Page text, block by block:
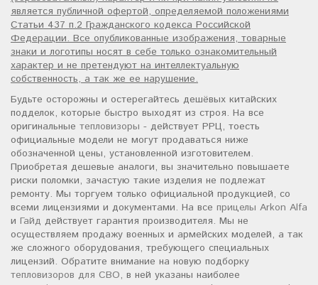
является публичной офертой, определяемой положениями
Статьи 437 п.2 Гражданского кодекса Российской
Федерации. Все опубликованные изображения, товарные
знаки и логотипы носят в себе только ознакомительный
характер и не претендуют на интеллектуальную
собственность, а так же ее нарушение.
Будьте осторожны и остерегайтесь дешёвых китайских
подделок, которые быстро выходят из строя. На все
оригинальные тепловизоры - действует РРЦ, тоесть
официальные модели не могут продаваться ниже
обозначенной цены, установленной изготовителем.
Приобретая дешевые аналоги, вы значительно повышаете
риски поломки, зачастую такие изделия не подлежат
ремонту. Мы торгуем только официальной продукцией, со
всеми лицензиями и документами. На все прицелы Arkon Alfa
и Гайд действует гарантия производителя. Мы не
осуществляем продажу военных и армейских моделей, а так
же сложного оборудования, требующего специальных
лицензий. Обратите внимание на новую подборку
тепловизоров для СВО, в ней указаны наиболее